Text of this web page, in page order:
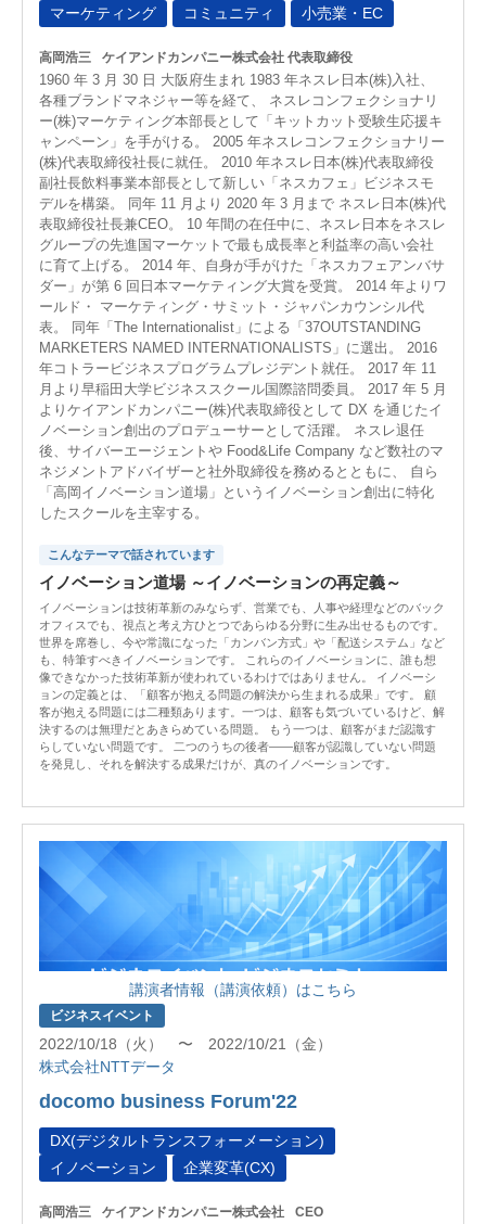
マーケティング コミュニティ 小売業・EC
高岡浩三 ケイアンドカンパニー株式会社 代表取締役
1960 年 3 月 30 日 大阪府生まれ 1983 年ネスレ日本(株)入社、
各種ブランドマネジャー等を経て、 ネスレコンフェクショナリ
ー(株)マーケティング本部長として「キットカット受験生応援キ
ャンペーン」を手がける。 2005 年ネスレコンフェクショナリー
(株)代表取締役社長に就任。 2010 年ネスレ日本(株)代表取締役
副社長飲料事業本部長として新しい「ネスカフェ」ビジネスモ
デルを構築。 同年 11 月より 2020 年 3 月まで ネスレ日本(株)代
表取締役社長兼CEO。 10 年間の在任中に、ネスレ日本をネスレ
グループの先進国マーケットで最も成長率と利益率の高い会社
に育て上げる。 2014 年、自身が手がけた「ネスカフェアンバサ
ダー」が第 6 回日本マーケティング大賞を受賞。 2014 年よりワ
ールド・ マーケティング・サミット・ジャパンカウンシル代
表。 同年「The Internationalist」による「37OUTSTANDING
MARKETERS NAMED INTERNATIONALISTS」に選出。 2016
年コトラービジネスプログラムプレジデント就任。 2017 年 11
月より早稲田大学ビジネススクール国際諮問委員。 2017 年 5 月
よりケイアンドカンパニー(株)代表取締役として DX を通じたイ
ノベーション創出のプロデューサーとして活躍。 ネスレ退任
後、サイバーエージェントや Food&Life Company など数社のマ
ネジメントアドバイザーと社外取締役を務めるとともに、 自ら
「高岡イノベーション道場」というイノベーション創出に特化
したスクールを主宰する。
こんなテーマで話されています
イノベーション道場 ～イノベーションの再定義～
イノベーションは技術革新のみならず、営業でも、人事や経理などのバック
オフィスでも、視点と考え方ひとつであらゆる分野に生み出せるものです。
世界を席巻し、今や常識になった「カンバン方式」や「配送システム」など
も、特筆すべきイノベーションです。 これらのイノベーションに、誰も想
像できなかった技術革新が使われているわけではありません。 イノベーシ
ョンの定義とは、「顧客が抱える問題の解決から生まれる成果」です。 顧
客が抱える問題には二種類あります。一つは、顧客も気づいているけど、解
決するのは無理だとあきらめている問題。 もう一つは、顧客がまだ認識す
らしていない問題です。 二つのうちの後者――顧客が認識していない問題
を発見し、それを解決する成果だけが、真のイノベーションです。
講演者情報（講演依頼）はこちら
ビジネスイベント
2022/10/18（火） 〜 2022/10/21（金）
株式会社NTTデータ
docomo business Forum'22
DX(デジタルトランスフォーメーション)
イノベーション
企業変革(CX)
高岡浩三 ケイアンドカンパニー株式会社 CEO